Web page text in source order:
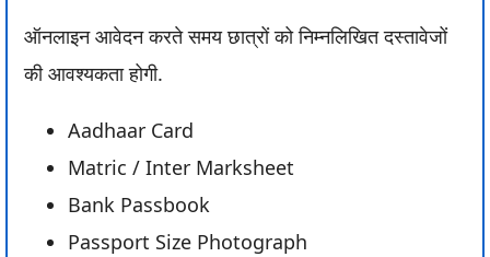
ऑनलाइन आवेदन करते समय छात्रों को निम्नलिखित दस्तावेजों
की आवश्यकता होगी.
Aadhaar Card
Matric / Inter Marksheet
Bank Passbook
Passport Size Photograph